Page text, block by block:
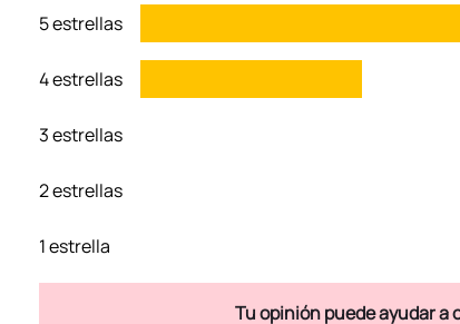
5 estrellas
4 estrellas
3 estrellas
2 estrellas
1 estrella